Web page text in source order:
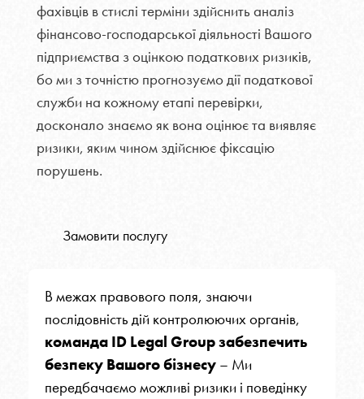
фахівців в стислі терміни здійснить аналіз
фінансово-господарської діяльності Вашого
підприємства з оцінкою податкових ризиків,
бо ми з точністю прогнозуємо дії податкової
служби на кожному етапі перевірки,
досконало знаємо як вона оцінює та виявляє
ризики, яким чином здійснює фіксацію
порушень.
Замовити послугу
В межах правового поля, знаючи
послідовність дій контролюючих органів,
команда ID Legal Group забезпечить
безпеку Вашого бізнесу – Ми
передбачаємо можливі ризики і поведінку